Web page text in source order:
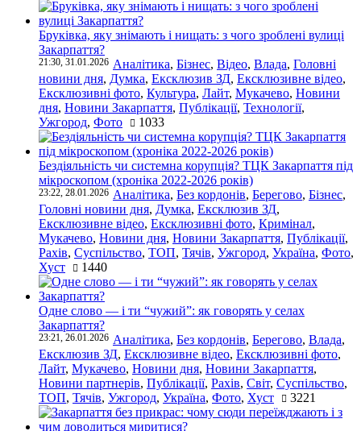
Бруківка, яку знімають і нищать: з чого зроблені вулиці
Закарпаття?
21:30, 31.01.2026 Аналітика, Бізнес, Відео, Влада, Головні
новини дня, Думка, Ексклюзив ЗД, Ексклюзивне відео,
Ексклюзивні фото, Культура, Лайт, Мукачево, Новини
дня, Новини Закарпаття, Публікації, Технології,
Ужгород, Фото 1033
Бездіяльність чи системна корупція? ТЦК Закарпаття під
мікроскопом (хроніка 2022-2026 років)
23:22, 28.01.2026 Аналітика, Без кордонів, Берегово, Бізнес,
Головні новини дня, Думка, Ексклюзив ЗД,
Ексклюзивне відео, Ексклюзивні фото, Кримінал,
Мукачево, Новини дня, Новини Закарпаття, Публікації,
Рахів, Суспільство, ТОП, Тячів, Ужгород, Україна, Фото,
Хуст
1440
Одне слово — і ти “чужий”: як говорять у селах
Закарпаття?
23:21, 26.01.2026 Аналітика, Без кордонів, Берегово, Влада,
Ексклюзив ЗД, Ексклюзивне відео, Ексклюзивні фото,
Лайт, Мукачево, Новини дня, Новини Закарпаття,
Новини партнерів, Публікації, Рахів, Світ, Суспільство,
ТОП, Тячів, Ужгород, Україна, Фото, Хуст 3221